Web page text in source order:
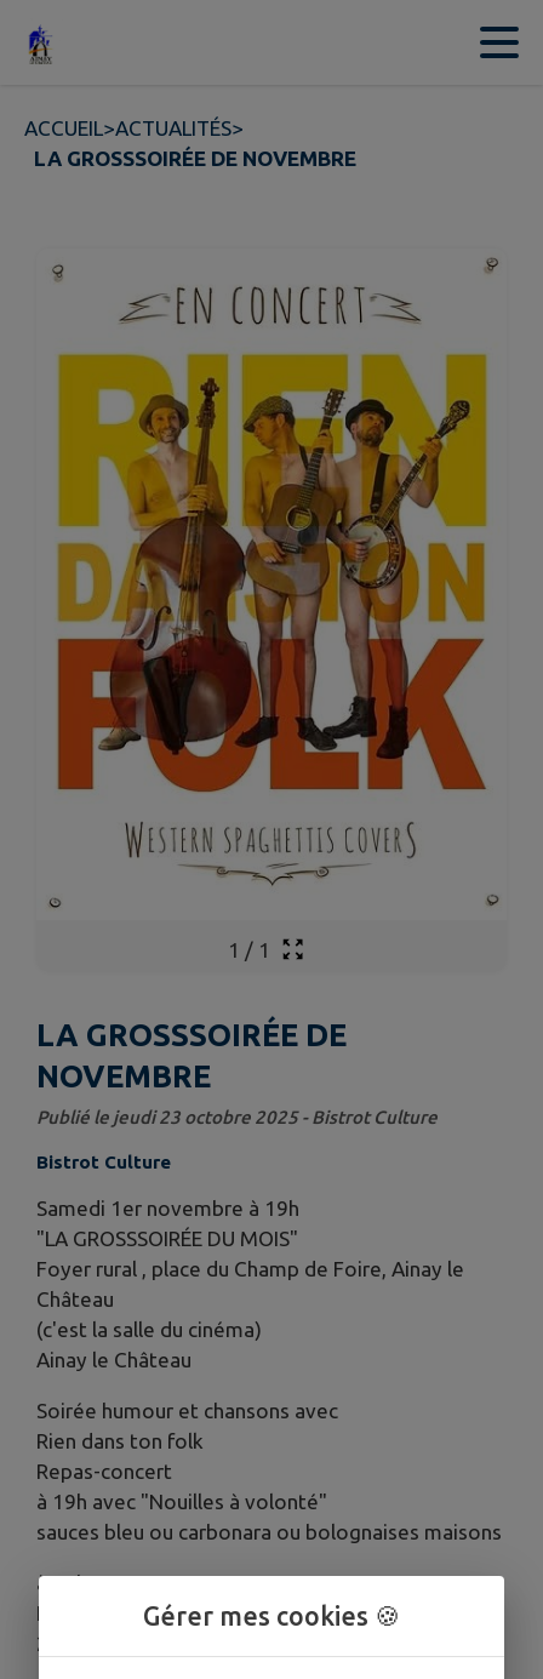
Contenu
ACCUEIL>ACTUALITÉS>
LA GROSSSOIRÉE DE NOVEMBRE
1 / 1
LA GROSSSOIRÉE DE
NOVEMBRE
Publié le jeudi 23 octobre 2025 - Bistrot Culture
Bistrot Culture
Samedi 1er novembre à 19h
"LA GROSSSOIRÉE DU MOIS"
Foyer rural , place du Champ de Foire, Ainay le
Château
(c'est la salle du cinéma)
Ainay le Château
Soirée humour et chansons avec
Rien dans ton folk
Repas-concert
à 19h avec "Nouilles à volonté"
sauces bleu ou carbonara ou bolognaises maisons
à 21h - concert
Entrée 10€ le concert
20€ le repas + concert.
Gérer mes cookies 🍪